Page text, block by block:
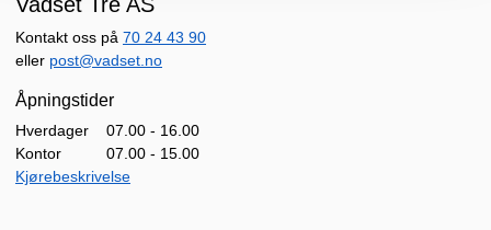
Kontakt oss på 70 24 43 90
eller post@vadset.no
Åpningstider
Hverdager
Kontor
07.00 - 16.00
07.00 - 15.00
Kjørebeskrivelse